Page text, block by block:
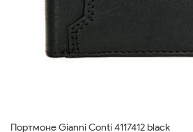
Портмоне Gianni Conti 4117412 black